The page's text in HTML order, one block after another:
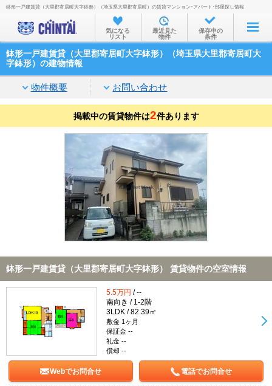
お部屋を探す
沿線・駅から
住所から
家賃相場から
通勤通学時間から
物件特集から
不動産会社から
TOP
鉢形一戸建賃貸（大里郡寄居町大字鉢形）（埼玉県大里郡寄居町）の賃貸マンション･アパート･部屋探し情報
気になる
リスト
最近見た
物件
保存中の
条件
鉢形一戸建賃貸（大里郡寄居町大字鉢形）（埼玉県大里郡寄居町大
字鉢形）の建物情報
物件概要 お問い合わせ
掲載中の賃貸物件は2件あります
鉢形一戸建賃貸（大里郡寄居町大字鉢形） 賃貸物件の空室情報
5.5万円 / --
南向き / 1-2階
3LDK / 82.39㎡
敷金 1ヶ月
保証金 --
礼金 --
償却 --
Webでお問合せ 電話でお問合せ